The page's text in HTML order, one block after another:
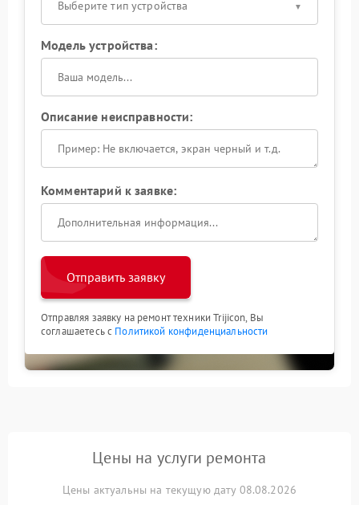
Выберите тип устройства
Модель устройства:
Описание неисправности:
Комментарий к заявке:
Отправить заявку
Отправляя заявку на ремонт техники Trijicon, Вы
соглашаетесь с Политикой конфиденциальности
Цены на услуги ремонта
Цены актуальны на текущую дату 08.08.2026